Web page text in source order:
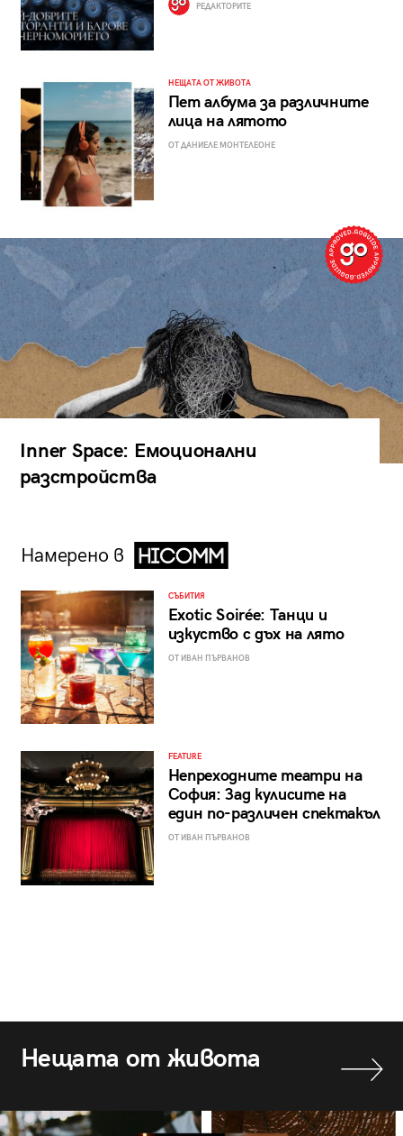
РЕДАКТОРИТЕ
НЕЩАТА ОТ ЖИВОТА
Пет албума за различните
лица на лятото
ОТ ДАНИЕЛЕ МОНТЕЛЕОНЕ
Inner Space: Емоционални
разстройства
Намерено в
СЪБИТИЯ
Exotic Soirée: Танци и
изкуство с дъх на лято
ОТ ИВАН ПЪРВАНОВ
FEATURE
Непреходните театри на
София: Зад кулисите на
един по-различен спектакъл
ОТ ИВАН ПЪРВАНОВ
Нещата от живота